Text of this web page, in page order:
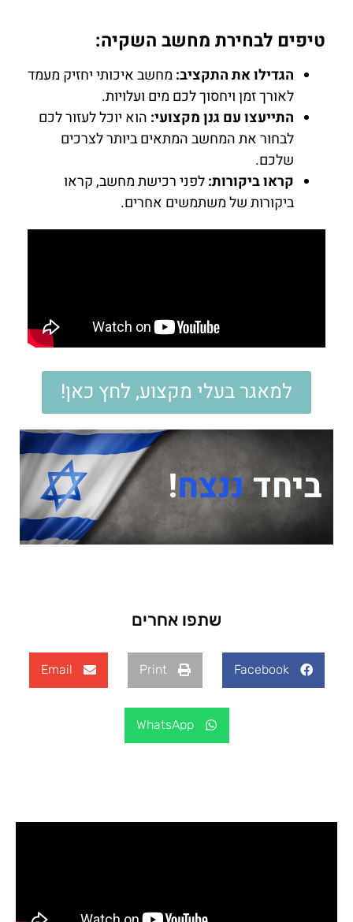
טיפים לבחירת מחשב השקיה:
הגדילו את התקציב: מחשב איכותי יחזיק מעמד
לאורך זמן ויחסוך לכם מים ועלויות.
התייעצו עם גנן מקצועי: הוא יוכל לעזור לכם
לבחור את המחשב המתאים ביותר לצרכים
שלכם.
קראו ביקורות:לפני רכישת מחשב, קראו
ביקורות של משתמשים אחרים.
למאגר בעלי מקצוע, לחץ כאן!
שתפו אחרים
Facebook
Print
Email
WhatsApp